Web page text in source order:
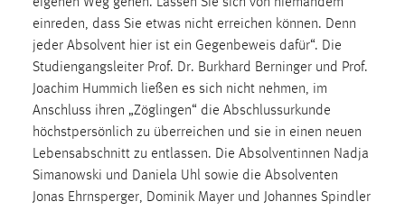
einreden, dass Sie etwas nicht erreichen können. Denn
jeder Absolvent hier ist ein Gegenbeweis dafür“. Die
Studiengangsleiter Prof. Dr. Burkhard Berninger und Prof.
Joachim Hummich ließen es sich nicht nehmen, im
Anschluss ihren „Zöglingen“ die Abschlussurkunde
höchstpersönlich zu überreichen und sie in einen neuen
Lebensabschnitt zu entlassen. Die Absolventinnen Nadja
Simanowski und Daniela Uhl sowie die Absolventen
Jonas Ehrnsperger, Dominik Mayer und Johannes Spindler
STATISTIK
Statistik Cookies erfassen Informationen anonym.
Diese Informationen helfen uns zu verstehen, wie
Matomo
Name:
_pk_ref, _pk_cvar, _pk_id, _pk_ses